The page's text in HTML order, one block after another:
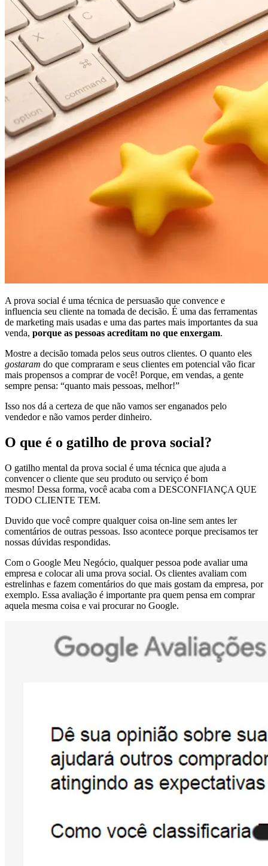
A prova social é uma técnica de persuasão que convence e
influencia seu cliente na tomada de decisão. É uma das ferramentas
de marketing mais usadas e uma das partes mais importantes da sua
venda, porque as pessoas acreditam no que enxergam.
Mostre a decisão tomada pelos seus outros clientes. O quanto eles
gostaram do que compraram e seus clientes em potencial vão ficar
mais propensos a comprar de você! Porque, em vendas, a gente
sempre pensa: “quanto mais pessoas, melhor!”
Isso nos dá a certeza de que não vamos ser enganados pelo
vendedor e não vamos perder dinheiro.
O que é o gatilho de prova social?
O gatilho mental da prova social é uma técnica que ajuda a
convencer o cliente que seu produto ou serviço é bom
mesmo! Dessa forma, você acaba com a DESCONFIANÇA QUE
TODO CLIENTE TEM.
Duvido que você compre qualquer coisa on-line sem antes ler
comentários de outras pessoas. Isso acontece porque precisamos ter
nossas dúvidas respondidas.
Com o Google Meu Negócio, qualquer pessoa pode avaliar uma
empresa e colocar ali uma prova social. Os clientes avaliam com
estrelinhas e fazem comentários do que mais gostam da empresa, por
exemplo. Essa avaliação é importante pra quem pensa em comprar
aquela mesma coisa e vai procurar no Google.